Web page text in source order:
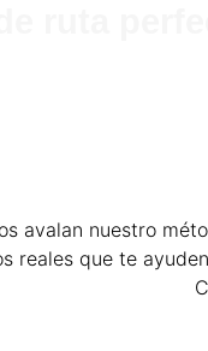
avalan nuestro
reales que te